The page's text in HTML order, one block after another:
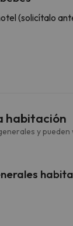
(solicítalo
habitación
y